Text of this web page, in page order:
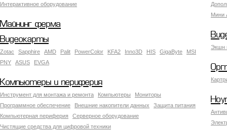
Мини
Интерактивное оборудование
Майнинг ферма
Экшн
Видеокарты
Zotac Sapphire AMD Palit PowerColor KFA2 Inno3D HIS GigaByte
MSI
PNY
ASUS EVGA
Компьютеры и периферия
Инструмент для монтажа и ремонта Компьютеры
Мониторы
Программное обеспечение
Внешние накопители данных
Защита питания
Компьютерная периферия
Серверное оборудование
Чистящие средства для цифровой техники